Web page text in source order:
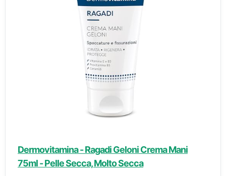
Dermovitamina - Ragadi Geloni Crema Mani
75ml - Pelle Secca, Molto Secca